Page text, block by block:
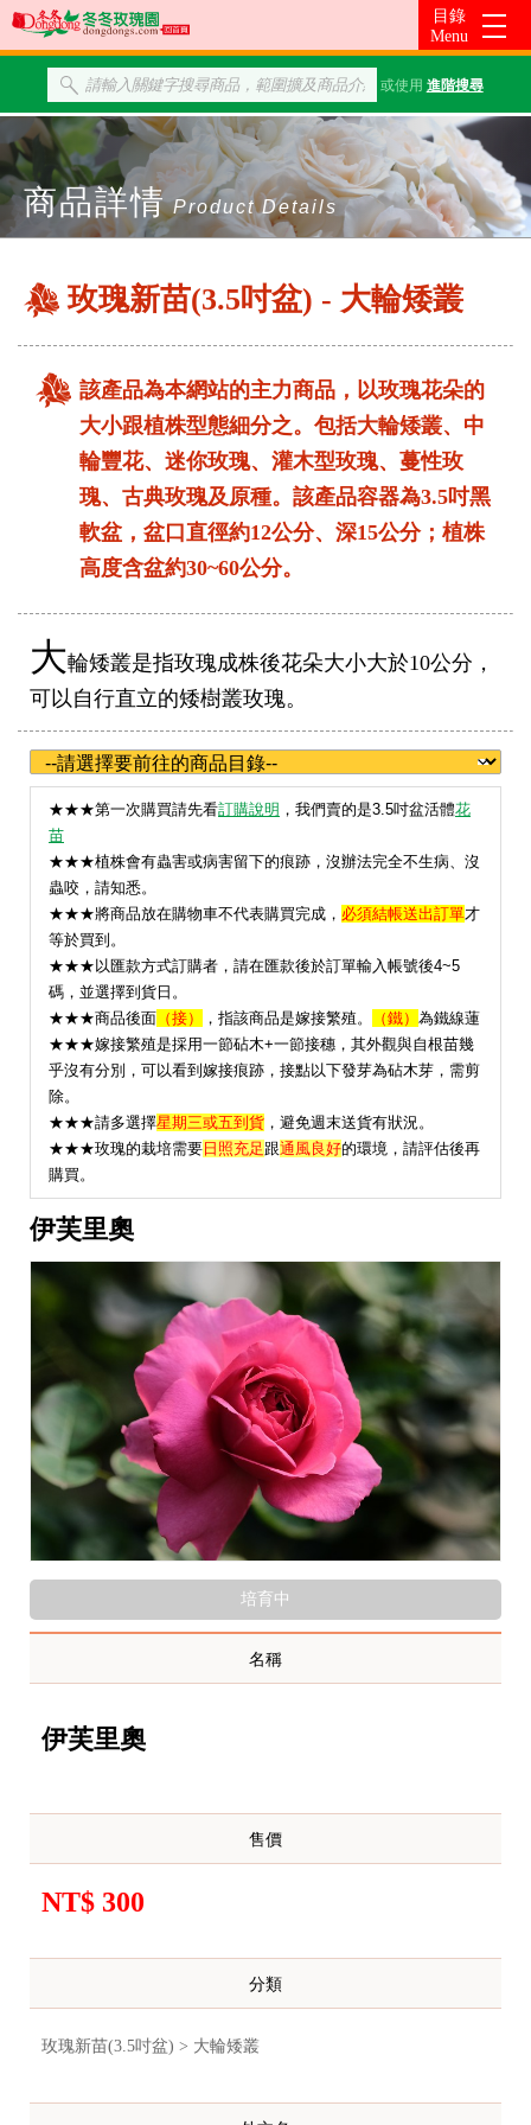
或使用 進階搜尋
商品詳情 Product Details
玫瑰新苗(3.5吋盆) - 大輪矮叢
該產品為本網站的主力商品，以玫瑰花朵的
大小跟植株型態細分之。包括大輪矮叢、中
輪豐花、迷你玫瑰、灌木型玫瑰、蔓性玫
瑰、古典玫瑰及原種。該產品容器為3.5吋黑
軟盆，盆口直徑約12公分、深15公分；植株
高度含盆約30~60公分。
大輪矮叢是指玫瑰成株後花朵大小大於10公分，
可以自行直立的矮樹叢玫瑰。
★★★第一次購買請先看訂購說明 ，我們賣的是3.5吋盆活體花
苗
★★★植株會有蟲害或病害留下的痕跡，沒辦法完全不生病、沒
蟲咬，請知悉。
★★★將商品放在購物車不代表購買完成， 必須結帳送出訂單才
等於買到。
★★★以匯款方式訂購者，請在匯款後於訂單輸入帳號後4~5
碼，並選擇到貨日。
★★★商品後面 （接） ，指該商品是嫁接繁殖。 （鐵） 為鐵線蓮
★★★嫁接繁殖是採用一節砧木+一節接穗，其外觀與自根苗幾
乎沒有分別，可以看到嫁接痕跡，接點以下發芽為砧木芽，需剪
除。
★★★請多選擇星期三或五到貨 ，避免週末送貨有狀況。
★★★玫瑰的栽培需要日照充足 跟通風良好的環境，請評估後再
購買。
伊芙里奧
培育中
名稱
伊芙里奧
售價
NT$ 300
分類
玫瑰新苗(3.5吋盆) > 大輪矮叢